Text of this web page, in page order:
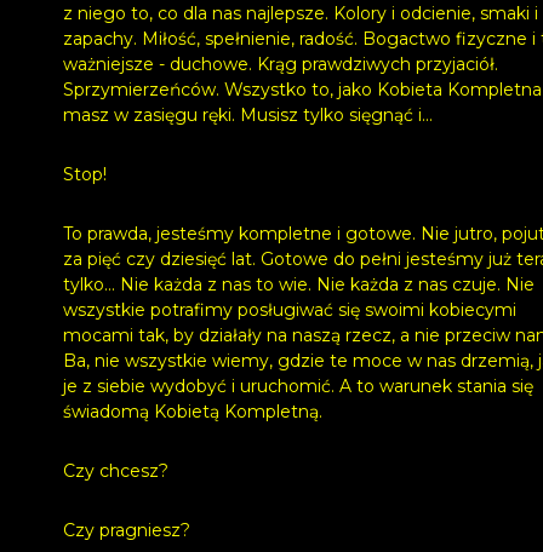
z niego to, co dla nas najlepsze. Kolory i odcienie, smaki i
zapachy. Miłość, spełnienie, radość. Bogactwo fizyczne i
ważniejsze - duchowe. Krąg prawdziwych przyjaciół.
Sprzymierzeńców. Wszystko to, jako Kobieta
masz w zasięgu ręki. Musisz tylko sięgnąć i...
Stop!
To prawda, jesteśmy kompletne i gotowe. Nie jutro,
za pięć czy dziesięć lat. Gotowe do pełni jesteśmy już
tylko... Nie każda z nas to wie. Nie każda z nas czuje. Nie
wszystkie potrafimy posługiwać się swoimi kobiecymi
mocami tak, by działały na naszą rzecz, a nie przeciw
Ba, nie wszystkie wiemy, gdzie te moce w nas drzemią,
je z siebie wydobyć i uruchomić. A to warunek stania się
świadomą Kobietą Kompletną.
Czy chcesz?
Czy pragniesz?